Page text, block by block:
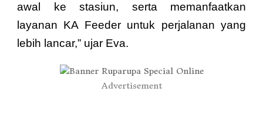
awal ke stasiun, serta memanfaatkan
layanan KA Feeder untuk perjalanan yang
lebih lancar,” ujar Eva.
Advertisement